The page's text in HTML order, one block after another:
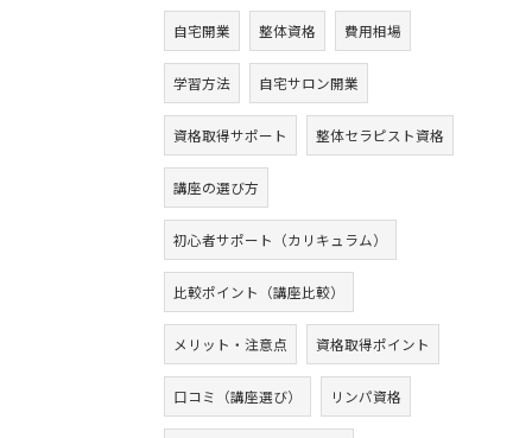
自宅開業 整体資格 費用相場
学習方法 自宅サロン開業
資格取得サポート 整体セラピスト資格
講座の選び方
初心者サポート（カリキュラム）
比較ポイント（講座比較）
メリット・注意点 資格取得ポイント
口コミ（講座選び） リンパ資格